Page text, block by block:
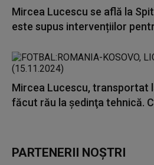
Mircea Lucescu se află la
este supus intervențiilor
Mircea Lucescu, transportat
făcut rău la şedinţa tehnică.
PARTENERII NOȘTRI